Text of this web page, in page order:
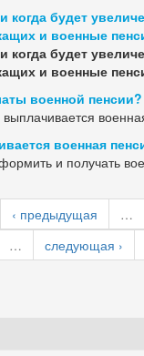
когда будет
и военные
когда будет
и военные
военной пенсии?
выплачивается
военная
и получать
‹ предыдущая …
… следующая ›